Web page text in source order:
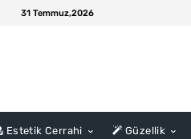
31 Temmuz,2026
Estetik Cerrahi Güzellik